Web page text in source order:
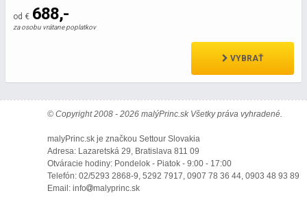
od € 688,-
za osobu vrátane poplatkov
VYBRAŤ
© Copyright 2008 - 2026 malýPrinc.sk Všetky práva vyhradené.
malyPrinc.sk je značkou Settour Slovakia
Adresa: Lazaretská 29, Bratislava 811 09
Otváracie hodiny: Pondelok - Piatok - 9:00 - 17:00
Telefón: 02/5293 2868-9, 5292 7917, 0907 78 36 44, 0903 48 93 89
Email: info
malyprinc.sk